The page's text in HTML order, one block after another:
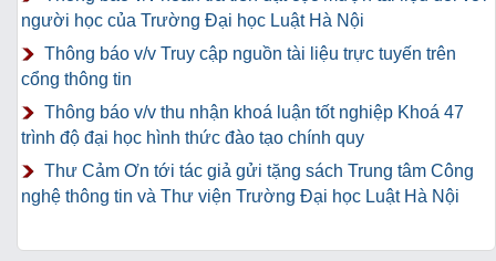
người học của Trường Đại học Luật Hà Nội
Thông báo v/v Truy cập nguồn tài liệu trực tuyến trên
cổng thông tin
Thông báo v/v thu nhận khoá luận tốt nghiệp Khoá 47
trình độ đại học hình thức đào tạo chính quy
Thư Cảm Ơn tới tác giả gửi tặng sách Trung tâm Công
nghệ thông tin và Thư viện Trường Đại học Luật Hà Nội